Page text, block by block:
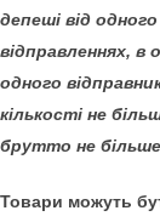
депеші від
відправленнях, в
одного
кількості не
брутто не більше
Товари можуть